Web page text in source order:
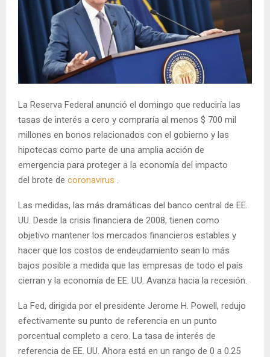
La Reserva Federal anunció el domingo que reduciría las
tasas de interés a cero y compraría al menos $ 700 mil
millones en bonos relacionados con el gobierno y las
hipotecas como parte de una amplia acción de
emergencia para proteger a la economía del impacto
del brote de coronavirus .
Las medidas, las más dramáticas del banco central de EE.
UU. Desde la crisis financiera de 2008, tienen como
objetivo mantener los mercados financieros estables y
hacer que los costos de endeudamiento sean lo más
bajos posible a medida que las empresas de todo el país
cierran y la economía de EE. UU. Avanza hacia la recesión.
La Fed, dirigida por el presidente Jerome H. Powell, redujo
efectivamente su punto de referencia en un punto
porcentual completo a cero. La tasa de interés de
referencia de EE. UU. Ahora está en un rango de 0 a 0.25